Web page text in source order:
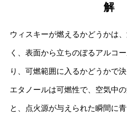
解
ウィスキーが燃えるかどうかは
く、表面から立ちのぼるアルコ
り、可燃範囲に入るかどうかで決
エタノールは可燃性で、空気中
と、点火源が与えられた瞬間に青